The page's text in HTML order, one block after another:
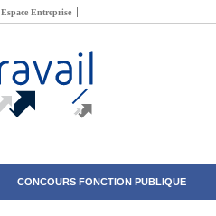
Espace Entreprise
CONCOURS FONCTION PUBLIQUE